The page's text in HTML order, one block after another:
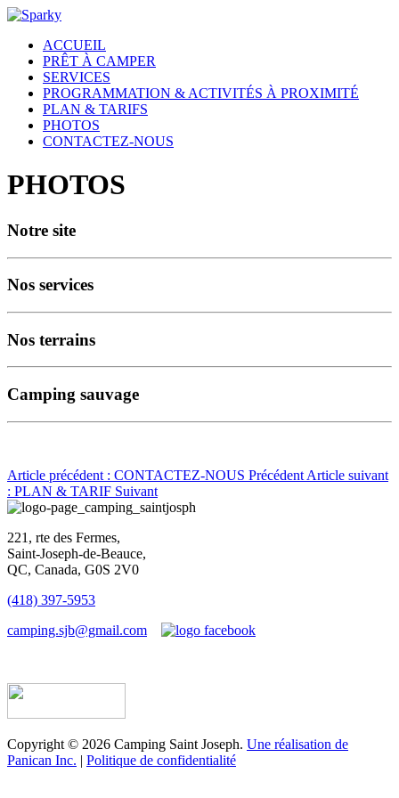
ACCUEIL
PRÊT À CAMPER
SERVICES
PROGRAMMATION & ACTIVITÉS À PROXIMITÉ
PLAN & TARIFS
PHOTOS
CONTACTEZ-NOUS
PHOTOS
Notre site
Nos services
Nos terrains
Camping sauvage
Article précédent : CONTACTEZ-NOUS Précédent Article suivant
: PLAN & TARIF Suivant
221, rte des Fermes,
Saint-Joseph-de-Beauce,
QC, Canada, G0S 2V0
(418) 397-5953
camping.sjb@gmail.com
Copyright © 2026 Camping Saint Joseph. Une réalisation de
Panican Inc. | Politique de confidentialité